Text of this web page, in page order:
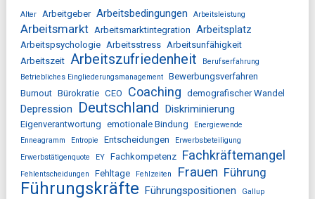
Alter Arbeitgeber Arbeitsbedingungen Arbeitsleistung
Arbeitsmarkt Arbeitsmarktintegration Arbeitsplatz
Arbeitspsychologie Arbeitsstress
Arbeitsunfähigkeit
Arbeitszeit
Arbeitszufriedenheit
Berufserfahrung
Betriebliches Eingliederungsmanagement
Bewerbungsverfahren
Burnout Bürokratie CEO Coaching demografischer Wandel
Depression Deutschland Diskriminierung
Eigenverantwortung emotionale Bindung
Energiewende
Enneagramm
Entropie Entscheidungen
Erwerbsbeteiligung
Erwerbstätigenquote
EY Fachkompetenz Fachkräftemangel
Fehlentscheidungen Fehltage Fehlzeiten Frauen Führung
Führungskräfte Führungspositionen
Gallup